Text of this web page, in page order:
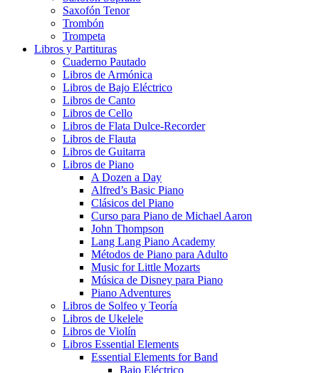
Saxofón Tenor
Trombón
Trompeta
Libros y Partituras
Cuaderno Pautado
Libros de Armónica
Libros de Bajo Eléctrico
Libros de Canto
Libros de Cello
Libros de Flata Dulce-Recorder
Libros de Flauta
Libros de Guitarra
Libros de Piano
A Dozen a Day
Alfred’s Basic Piano
Clásicos del Piano
Curso para Piano de Michael Aaron
John Thompson
Lang Lang Piano Academy
Métodos de Piano para Adulto
Music for Little Mozarts
Música de Disney para Piano
Piano Adventures
Libros de Solfeo y Teoría
Libros de Ukelele
Libros de Violín
Libros Essential Elements
Essential Elements for Band
Bajo Eléctrico